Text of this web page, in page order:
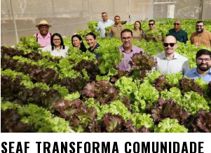
SEAF TRANSFORMA COMUNIDADE